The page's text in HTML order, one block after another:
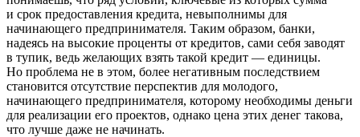
и срок предоставления кредита, невыполнимы для
начинающего предпринимателя. Таким образом, банки,
надеясь на высокие проценты от кредитов, сами себя заводят
в тупик, ведь желающих взять такой кредит — единицы.
Но проблема не в этом, более негативным последствием
становится отсутствие перспектив для молодого,
начинающего предпринимателя, которому необходимы деньги
для реализации его проектов, однако цена этих денег такова,
что лучше даже не начинать.